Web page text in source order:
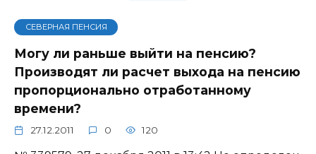
СЕВЕРНАЯ ПЕНСИЯ
Могу ли раньше выйти на пенсию?
Производят ли расчет выхода на пенсию
пропорционально отработанному
времени?
27.12.2011 0 120